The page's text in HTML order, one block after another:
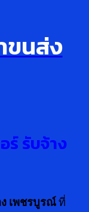
ขนส่ง
ร์ รับจ้าง
ง เพชรบูรณ์ที่